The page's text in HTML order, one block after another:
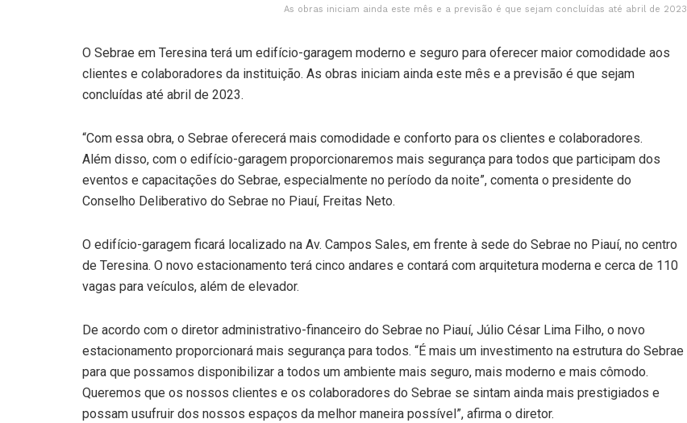
As obras iniciam ainda este mês e a previsão é que sejam concluídas até abril de 2023
O Sebrae em Teresina terá um edifício-garagem moderno e seguro para oferecer maior comodidade aos
clientes e colaboradores da instituição. As obras iniciam ainda este mês e a previsão é que sejam
concluídas até abril de 2023.
“Com essa obra, o Sebrae oferecerá mais comodidade e conforto para os clientes e colaboradores.
Além disso, com o edifício-garagem proporcionaremos mais segurança para todos que participam dos
eventos e capacitações do Sebrae, especialmente no período da noite”, comenta o presidente do
Conselho Deliberativo do Sebrae no Piauí, Freitas Neto.
O edifício-garagem ficará localizado na Av. Campos Sales, em frente à sede do Sebrae no Piauí, no centro
de Teresina. O novo estacionamento terá cinco andares e contará com arquitetura moderna e cerca de 110
vagas para veículos, além de elevador.
De acordo com o diretor administrativo-financeiro do Sebrae no Piauí, Júlio César Lima Filho, o novo
estacionamento proporcionará mais segurança para todos. “É mais um investimento na estrutura do Sebrae
para que possamos disponibilizar a todos um ambiente mais seguro, mais moderno e mais cômodo.
Queremos que os nossos clientes e os colaboradores do Sebrae se sintam ainda mais prestigiados e
possam usufruir dos nossos espaços da melhor maneira possível”, afirma o diretor.